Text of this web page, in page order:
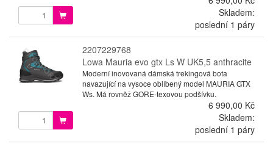
Skladem:
poslední 1 páry
2207229768
Lowa Mauria evo gtx Ls W UK5,5 anthracite
Moderní inovovaná dámská trekingová bota
navazující na vysoce oblíbený model MAURIA GTX
Ws. Má rovněž GORE-texovou podšívku.
6 990,00 Kč
Skladem:
poslední 1 páry